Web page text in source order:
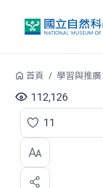
首頁 學習與推廣
112,126
點
選
喜
11